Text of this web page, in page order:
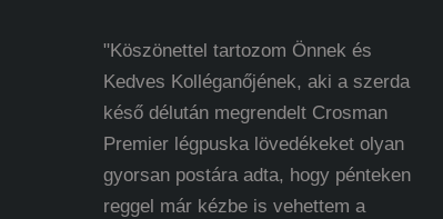
"Köszönettel tartozom Önnek és
Kedves Kolléganőjének, aki a szerda
késő délután megrendelt Crosman
Premier légpuska lövedékeket olyan
gyorsan postára adta, hogy pénteken
reggel már kézbe is vehettem a